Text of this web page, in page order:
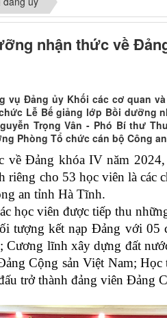
nhận thức về
vụ Đảng ủy Khối các cơ quan
Lễ Bế giảng lớp Bồi dưỡng
Trọng Vân - Phó Bí thư
Phòng Tổ chức cán bộ Công
về Đảng khóa IV năm
riêng cho 53 học viên là các
an tỉnh Hà Tĩnh.
học viên được tiếp thu
tượng kết nạp Đảng với 05
Cương lĩnh xây dựng đất
Cộng sản Việt Nam;
trở thành đảng viên Đảng